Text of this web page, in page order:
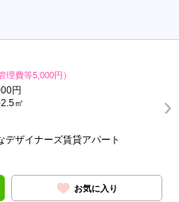
管理費等5,000円）
円
㎡
デザイナーズ賃貸アパート
お気に入り